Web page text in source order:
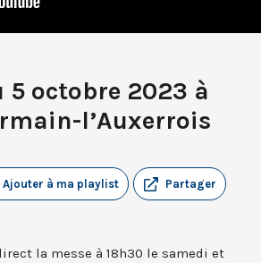
5 octobre 2023 à
l’Auxerrois
Partager
Ajouter à ma playlist
la messe à 18h30 le samedi et